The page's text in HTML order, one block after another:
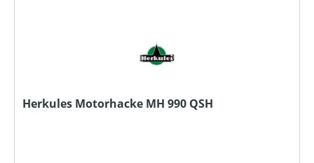
Herkules Motorhacke MH 990 QSH